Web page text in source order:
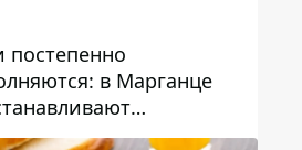
постепенно
в Марганце